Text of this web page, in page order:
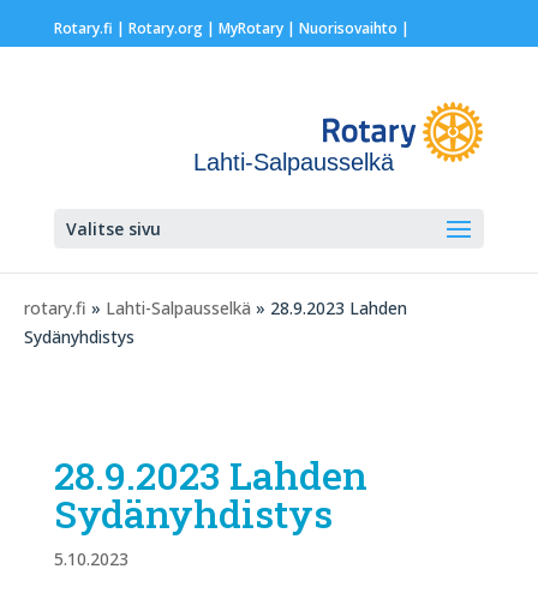
Rotary.fi | Rotary.org| MyRotary | Nuorisovaihto |
Lahti-Salpausselkä
Valitse sivu
rotary.fi » Lahti-Salpausselkä » 28.9.2023 Lahden
Sydänyhdistys
28.9.2023 Lahden
Sydänyhdistys
5.10.2023